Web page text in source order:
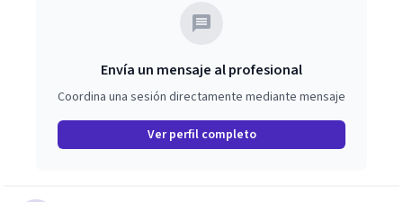
Envía un mensaje al profesional
Coordina una sesión directamente mediante mensaje
Ver perfil completo